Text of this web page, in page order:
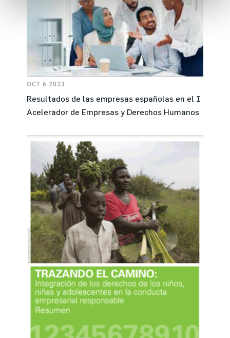
OCT 6 2023
Resultados de las empresas españolas en el I
Acelerador de Empresas y Derechos Humanos